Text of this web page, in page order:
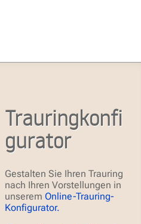
Trauringkonfi
gurator
Gestalten Sie Ihren Trauring
nach Ihren Vorstellungen in
unserem Online-Trauring-
Konfigurator.